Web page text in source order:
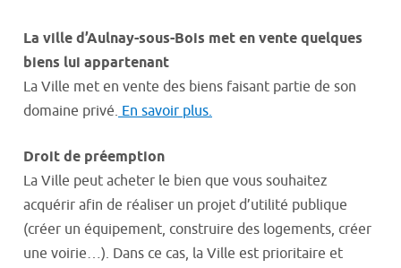
La ville d’Aulnay-sous-Bois met en vente quelques
biens lui appartenant
La Ville met en vente des biens faisant partie de son
domaine privé. En savoir plus.
Droit de préemption
La Ville peut acheter le bien que vous souhaitez
acquérir afin de réaliser un projet d’utilité publique
(créer un équipement, construire des logements, créer
une voirie…). Dans ce cas, la Ville est prioritaire et